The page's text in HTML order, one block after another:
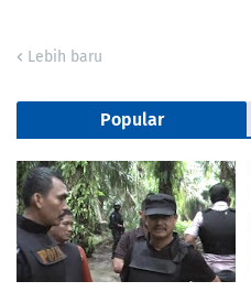
Lebih baru
Popular